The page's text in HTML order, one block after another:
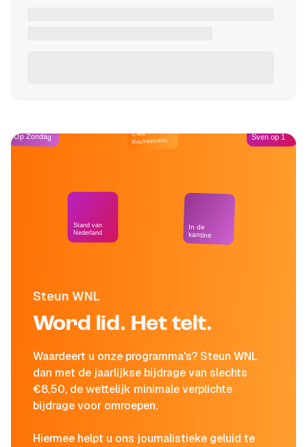
Steun WNL
Word lid. Het telt.
Waardeert u onze programma's? Steun WNL
dan met de jaarlijkse bijdrage van slechts
€8,50, de wettelijk minimale verplichte
bijdrage voor omroepen.
Hiermee helpt u ons journalistieke geluid te
Op Zondag
Stand van
Nederland
Café
Kockelmann
In de
kantine
Sven op 1